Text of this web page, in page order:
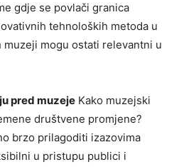
gdje se povlači granica
tehnoloških metoda u
muzeji mogu ostati relevantni u
pred muzeje Kako muzejski
društvene promjene?
brzo prilagoditi izazovima
u pristupu publici i